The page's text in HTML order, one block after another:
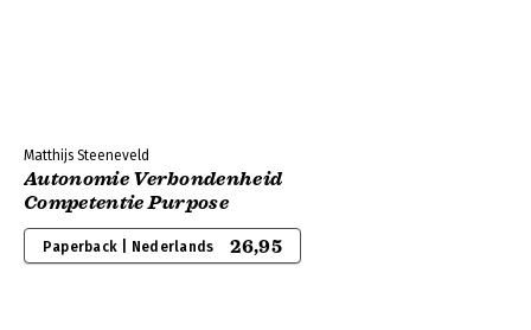
Matthijs Steeneveld
Autonomie Verbondenheid
Competentie Purpose
Paperback | Nederlands 26,95